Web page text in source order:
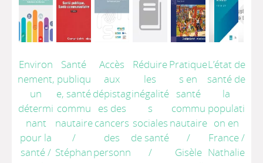
Environ
nement,
un
détermi
nant
pour la
santé/
Santé
publiqu
e, santé
commu
nautaire
/
Stéphan
Accès
aux
dépistag
es des
cancers
des
personn
Réduire
les
inégalité
s
sociales
de santé
/
Pratique
s en
santé
commu
nautaire
/
Gisèle
L’état de
santé de
la
populati
on en
France/
Nathalie